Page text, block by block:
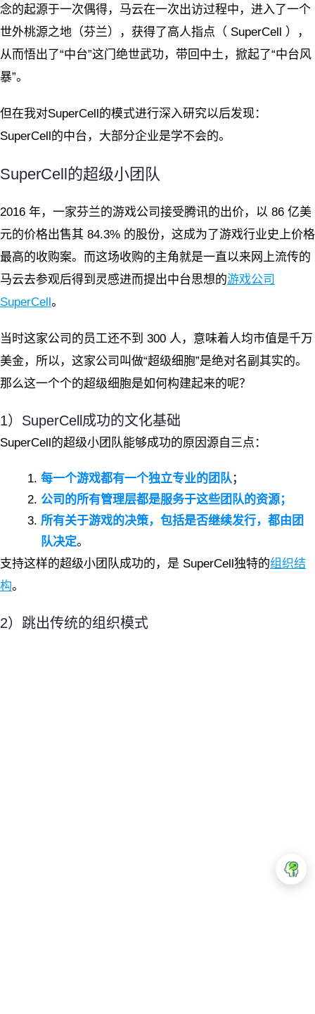
念的起源于一次偶得，马云在一次出访过程中，进入了一个
世外桃源之地（芬兰），获得了高人指点（ SuperCell ），
从而悟出了“中台”这门绝世武功，带回中土，掀起了“中台风
暴”。
但在我对SuperCell的模式进行深入研究以后发现：
SuperCell的中台，大部分企业是学不会的。
SuperCell的超级小团队
2016 年，一家芬兰的游戏公司接受腾讯的出价，以 86 亿美
元的价格出售其 84.3% 的股份，这成为了游戏行业史上价格
最高的收购案。而这场收购的主角就是一直以来网上流传的
马云去参观后得到灵感进而提出中台思想的游戏公司
SuperCell。
当时这家公司的员工还不到 300 人，意味着人均市值是千万
美金，所以，这家公司叫做“超级细胞”是绝对名副其实的。
那么这一个个的超级细胞是如何构建起来的呢？
1）SuperCell成功的文化基础
SuperCell的超级小团队能够成功的原因源自三点：
每一个游戏都有一个独立专业的团队 ；
公司的所有管理层都是服务于这些团队的资源；
所有关于游戏的决策，包括是否继续发行，都由团
队决定。
支持这样的超级小团队成功的，是 SuperCell独特的组织结
构。
2）跳出传统的组织模式